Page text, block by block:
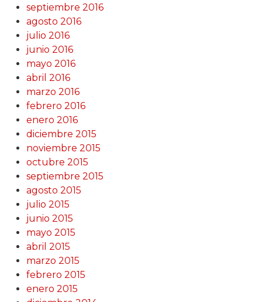
septiembre 2016
agosto 2016
julio 2016
junio 2016
mayo 2016
abril 2016
marzo 2016
febrero 2016
enero 2016
diciembre 2015
noviembre 2015
octubre 2015
septiembre 2015
agosto 2015
julio 2015
junio 2015
mayo 2015
abril 2015
marzo 2015
febrero 2015
enero 2015